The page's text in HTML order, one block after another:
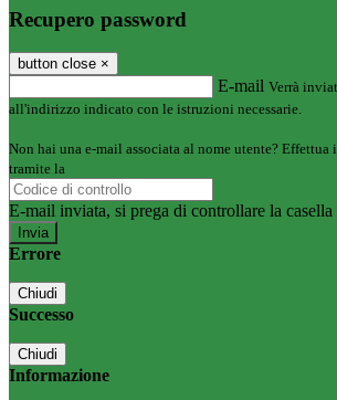
Recupero password
button close ×
E-mail Verrà
all'indirizzo indicato con le istruzioni necessarie.
Non hai una e-mail associata al nome utente? Effettua
tramite la
E-mail inviata, si prega di controllare la
Errore
Chiudi
Successo
Chiudi
Informazione